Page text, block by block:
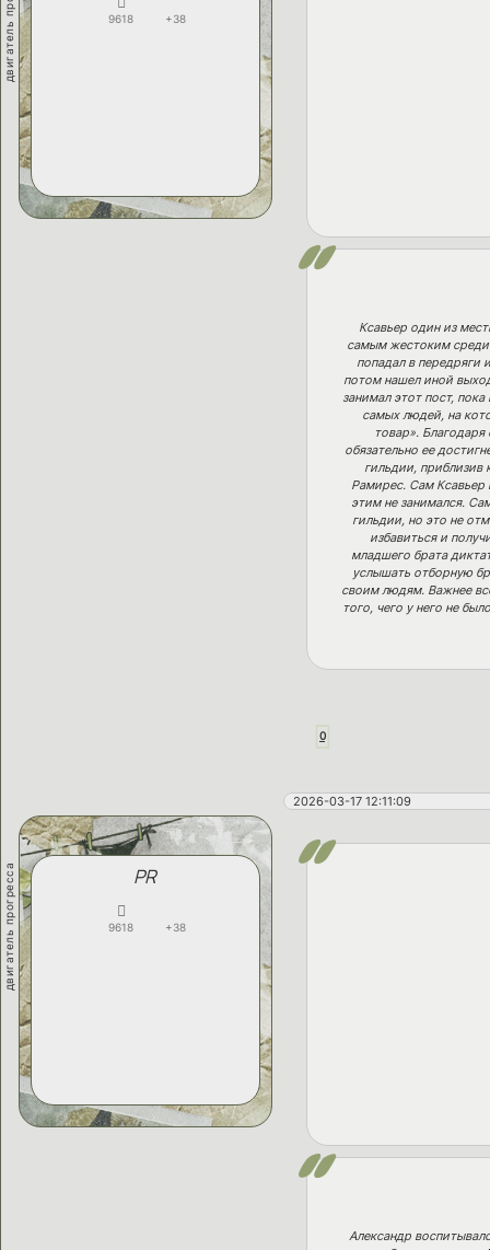
9618 +38
Ксавьер один из
самым жестоким среди
попадал в передряги
потом нашел иной
занимал этот пост,
самых людей, на
товар».
обязательно ее
гильдии, приблизив
Рамирес. Сам Ксавьер
этим не занимался.
гильдии, но это не
избавиться и
младшего брата
услышать отборную
своим людям. Важнее
того, чего у него не
0
2026-03-17 12:11:09
двигатель прогресса PR
9618 +38
Александр